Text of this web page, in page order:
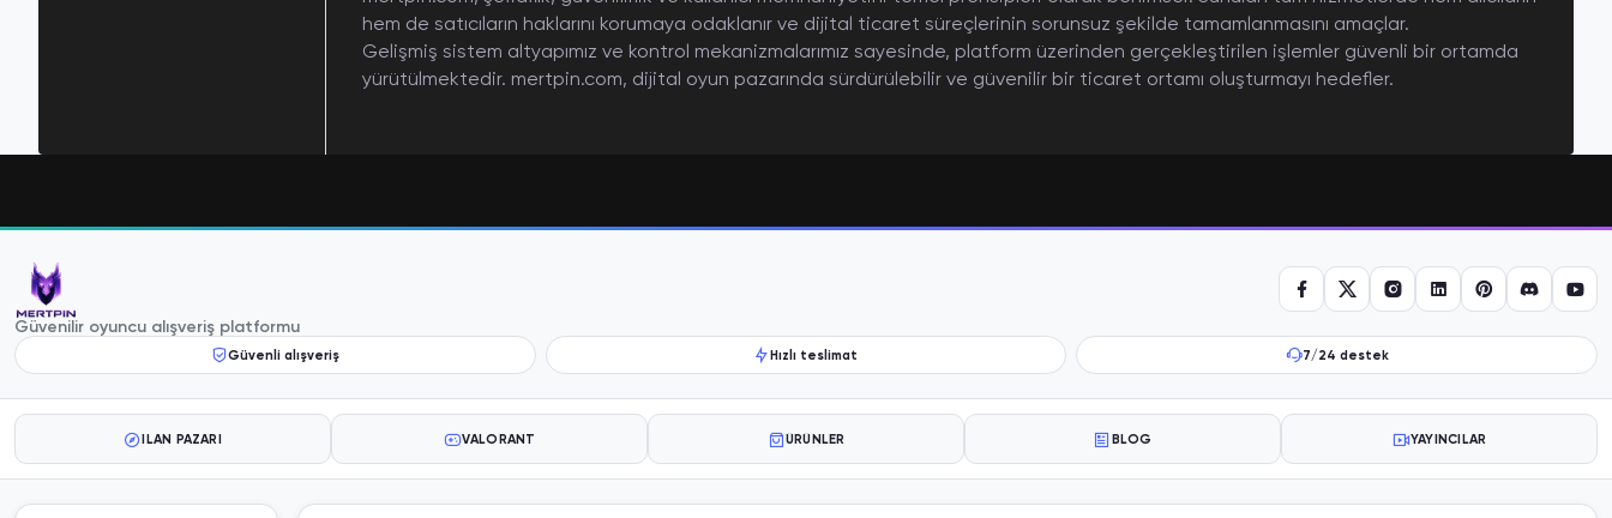
hem de satıcıların haklarını korumaya odaklanır ve dijital ticaret süreçlerinin sorunsuz şekilde tamamlanmasını amaçlar.
Gelişmiş sistem altyapımız ve kontrol mekanizmalarımız sayesinde, platform üzerinden gerçekleştirilen işlemler güvenli bir ortamda
yürütülmektedir. mertpin.com, dijital oyun pazarında sürdürülebilir ve güvenilir bir ticaret ortamı oluşturmayı hedefler.
Güvenilir oyuncu alışveriş platformu
Güvenli alışveriş Hızlı teslimat 7/24 destek
İLAN PAZARI VALORANT ÜRÜNLER BLOG YAYINCILAR